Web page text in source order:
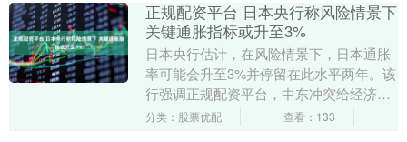
正规配资平台 日本央行称风险情景下
关键通胀指标或升至3%
日本央行估计，在风险情景下，日本通胀
率可能会升至3%并停留在此水平两年。该
行强调正规配资平台，中东冲突给经济带
来高度不确定性。日本央行周四发布的季
分类：股票优配 查看：133